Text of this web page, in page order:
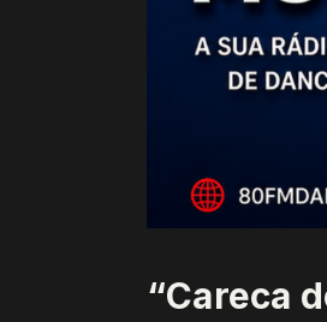
“Careca